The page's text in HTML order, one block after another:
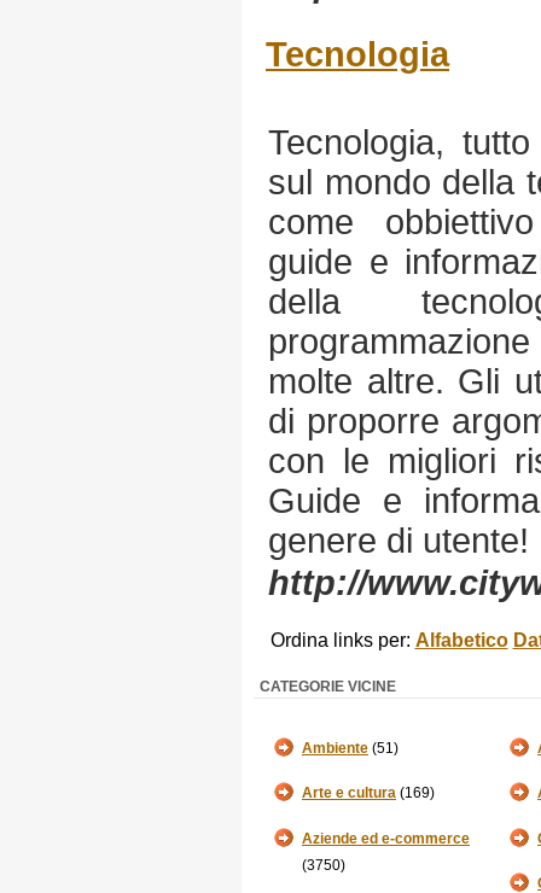
Tecnologia
Tecnologia,
sul mondo della
come
guide e
della
molte altre. Gli
di proporre
con le migliori
Guide e
genere di utente!
http://
Ordina links per: Alfabetico
CATEGORIE VICINE
Ambiente (51)
Arte e cultura (169)
Aziende ed e-commerce
(3750)